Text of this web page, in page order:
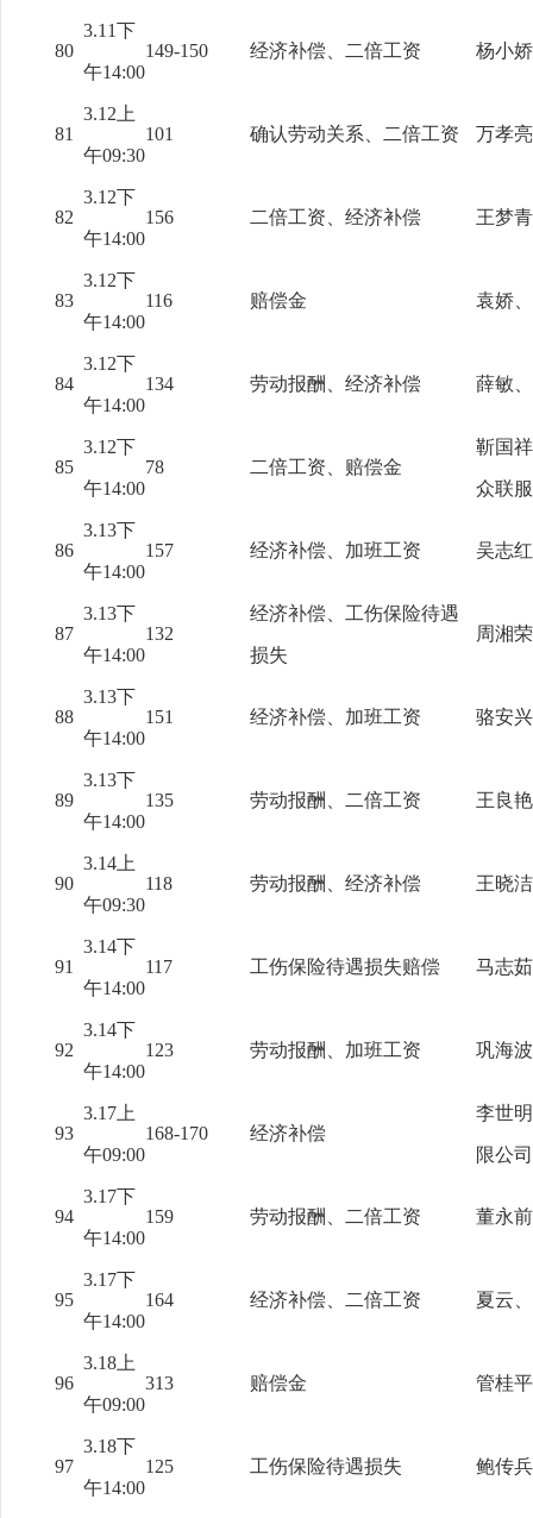
80
3.11下
午14:00
149-150 经济补偿、二倍工资 杨小
81
3.12上
午09:30
101 确认劳动关系、二倍工资 万孝
82
3.12下
午14:00
156 二倍工资、经济补偿 王梦
83
3.12下
午14:00
116 赔偿金 袁娇
84
3.12下
午14:00
134 劳动报酬、经济补偿 薛敏
85
3.12下
午14:00
78 二倍工资、赔偿金
靳国
众联
86
3.13下
午14:00
157 经济补偿、加班工资 吴志
87
3.13下
午14:00
132
经济补偿、工伤保险待遇
损失
周湘
88
3.13下
午14:00
151 经济补偿、加班工资 骆安
89
3.13下
午14:00
135 劳动报酬、二倍工资 王良
90
3.14上
午09:30
118 劳动报酬、经济补偿 王晓
91
3.14下
午14:00
117 工伤保险待遇损失赔偿 马志
92
3.14下
午14:00
123 劳动报酬、加班工资 巩海
93
3.17上
午09:00
168-170 经济补偿
李世
限公司
94
3.17下
午14:00
159 劳动报酬、二倍工资 董永
95
3.17下
午14:00
164 经济补偿、二倍工资 夏云
96
3.18上
午09:00
313 赔偿金 管桂
97
3.18下
午14:00
125 工伤保险待遇损失 鲍传